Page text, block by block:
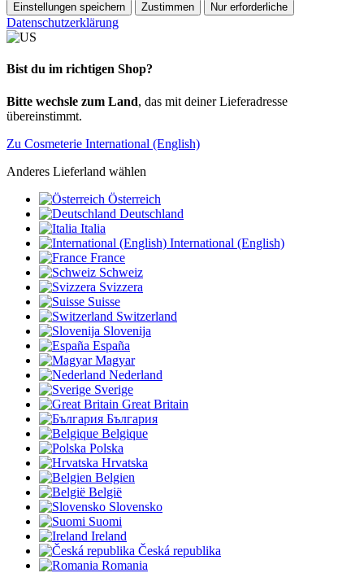
Einstellungen speichern Zustimmen Nur erforderliche
Datenschutzerklärung
Bist du im richtigen Shop?
Bitte wechsle zum Land, das mit deiner Lieferadresse
übereinstimmt.
Zu Cosmeterie International (English)
Anderes Lieferland wählen
Österreich
Deutschland
Italia
International (English)
France
Schweiz
Svizzera
Suisse
Switzerland
Slovenija
España
Magyar
Nederland
Sverige
Great Britain
България
Belgique
Polska
Hrvatska
Belgien
België
Slovensko
Suomi
Ireland
Česká republika
Romania